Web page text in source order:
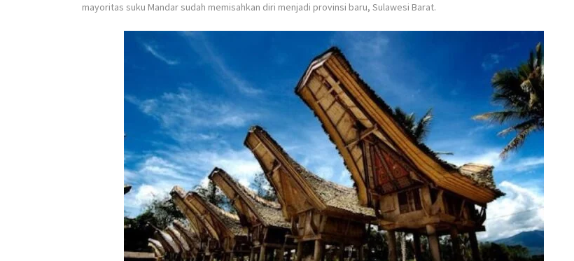
mayoritas suku Mandar sudah memisahkan diri menjadi provinsi baru, Sulawesi Barat.